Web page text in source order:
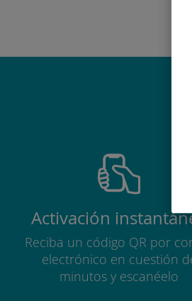
Activación
Reciba un código QR por
electrónico en cuestión
minutos y escanéelo